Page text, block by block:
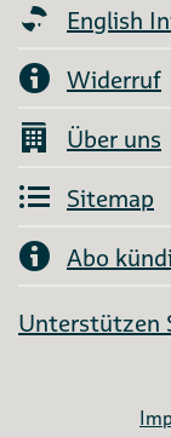
English
Widerruf
Über uns
Sitemap
Abo
Unterstützen